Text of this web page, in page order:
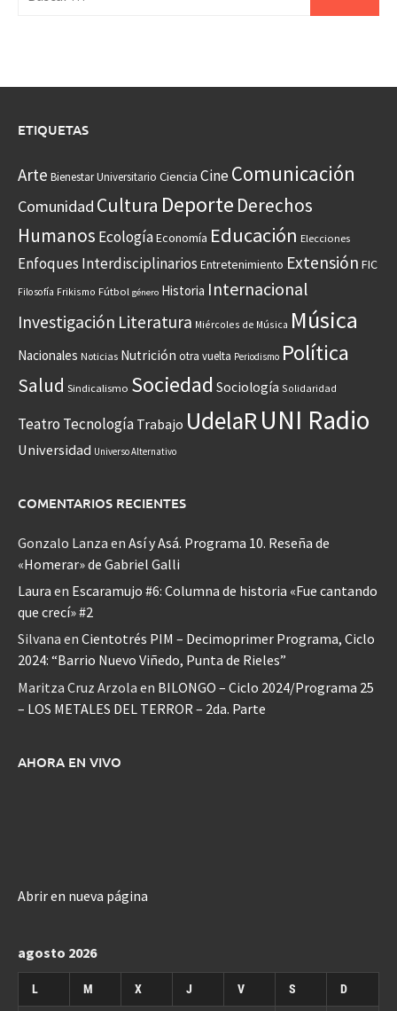
ETIQUETAS
Arte Bienestar Universitario Ciencia CineComunicación
Comunidad Cultura Deporte Derechos
Humanos EcologíaEconomía Educación Elecciones
Enfoques Interdisciplinarios Entretenimiento Extensión FIC
Filosofía Frikismo Fútbol género Historia Internacional
Investigación Literatura Miércoles de Música Música
Nacionales Noticias Nutrición otra vuelta Periodismo Política
Salud Sindicalismo Sociedad Sociología Solidaridad
Teatro Tecnología Trabajo UdelaR UNI Radio
Universidad Universo Alternativo
COMENTARIOS RECIENTES
Gonzalo Lanza en Así y Asá. Programa 10. Reseña de
«Homerar» de Gabriel Galli
Laura en Escaramujo #6: Columna de historia «Fue cantando
que crecí» #2
Silvana en Cientotrés PIM – Decimoprimer Programa, Ciclo
2024: “Barrio Nuevo Viñedo, Punta de Rieles”
Maritza Cruz Arzola en BILONGO – Ciclo 2024/Programa 25
– LOS METALES DEL TERROR – 2da. Parte
AHORA EN VIVO
Abrir en nueva página
agosto 2026
L M X J V S D